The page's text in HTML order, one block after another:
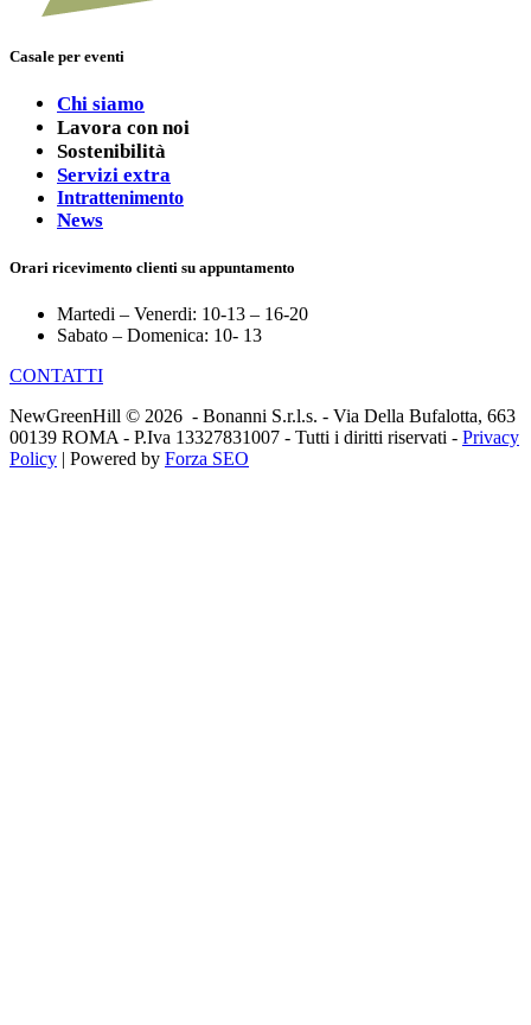
Casale per eventi
Chi siamo
Lavora con noi
Sostenibilità
Servizi extra
Intrattenimento
News
Orari ricevimento clienti su appuntamento
Martedi – Venerdi: 10-13 – 16-20
Sabato – Domenica: 10- 13
CONTATTI
NewGreenHill © 2026 - Bonanni S.r.l.s. - Via Della Bufalotta, 663
00139 ROMA - P.Iva 13327831007 - Tutti i diritti riservati - Privacy
Policy | Powered by Forza SEO